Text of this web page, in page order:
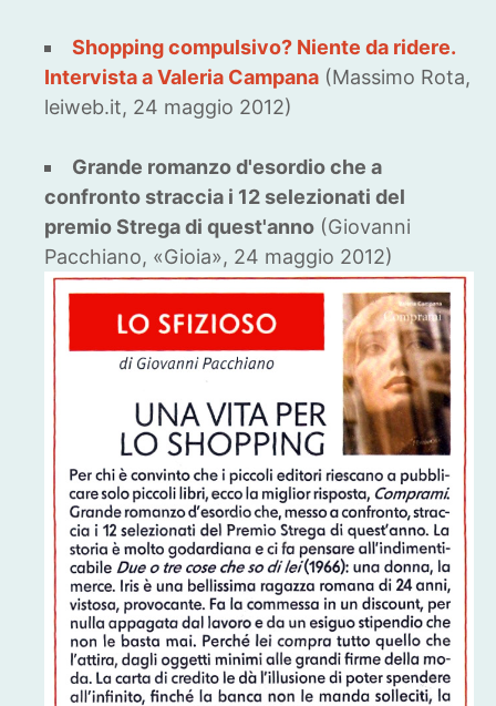
Shopping compulsivo? Niente da ridere.
Intervista a Valeria Campana (Massimo Rota,
leiweb.it, 24 maggio 2012)
Grande romanzo d'esordio che a
confronto straccia i 12 selezionati del
premio Strega di quest'anno (Giovanni
Pacchiano, «Gioia», 24 maggio 2012)